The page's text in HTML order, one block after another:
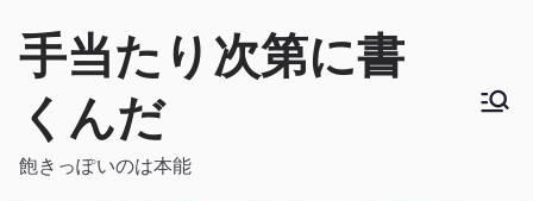
手当たり次第に書
くんだ
飽きっぽいのは本能